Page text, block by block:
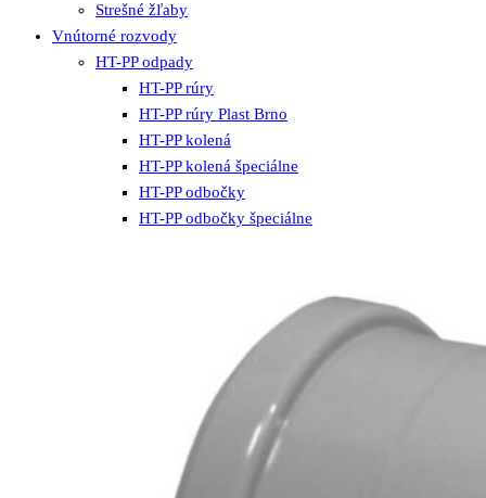
Strešné žľaby
Vnútorné rozvody
HT-PP odpady
HT-PP rúry
HT-PP rúry Plast Brno
HT-PP kolená
HT-PP kolená špeciálne
HT-PP odbočky
HT-PP odbočky špeciálne